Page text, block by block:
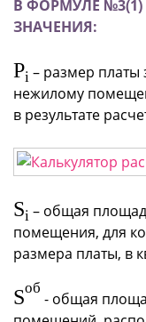
В ФОРМУЛЕ
ЗНАЧЕНИЯ:
Pi – размер платы
нежилому
в результате
Si – общая
помещения, для
размера платы, в
Sоб
- общая